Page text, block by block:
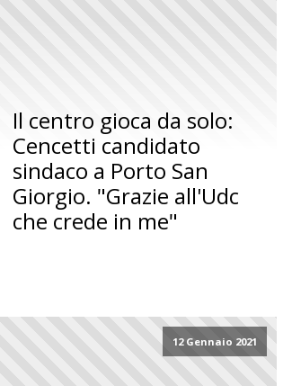
Il centro gioca da solo:
Cencetti candidato
sindaco a Porto San
Giorgio. "Grazie all'Udc
che crede in me"
12 Gennaio 2021